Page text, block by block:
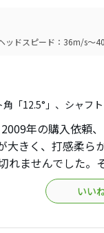
ッドスピード：36m/s～
「12.5°」、シャフ
年の購入依頼
大きく、打感柔ら
れませんでした。
いい